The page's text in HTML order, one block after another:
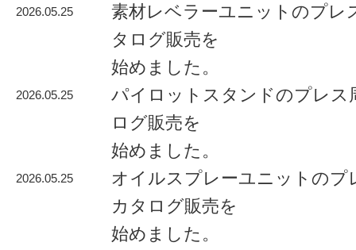
2026.05.25
素材レベラーユニットのプレ
タログ販売を
始めました。
2026.05.25
パイロットスタンドのプレス
ログ販売を
始めました。
2026.05.25
オイルスプレーユニットのプ
カタログ販売を
始めました。